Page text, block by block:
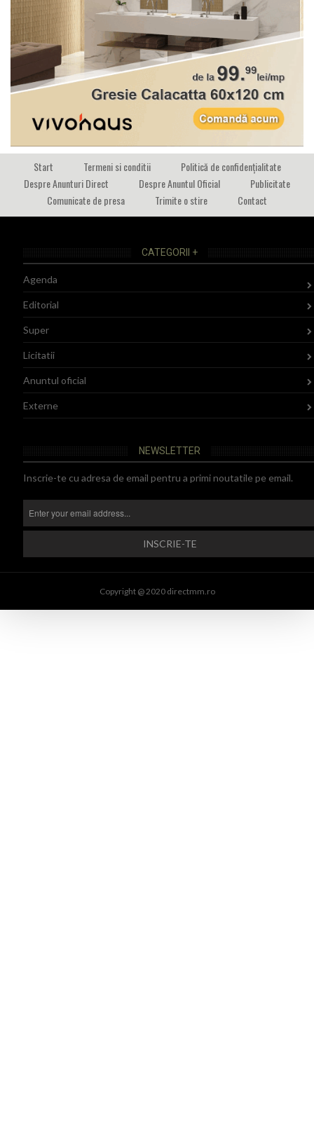
Start Termeni si conditii
Politică de confidențialitate
Despre Anunturi Direct
Despre Anuntul Oficial
Publicitate
Comunicate de presa
Trimite o stire Contact
CATEGORII +
Agenda
Editorial
Super
Licitatii
Anuntul oficial
Externe
NEWSLETTER
Inscrie-te cu adresa de email pentru a primi noutatile pe email.
Copyright @ 2020 directmm.ro